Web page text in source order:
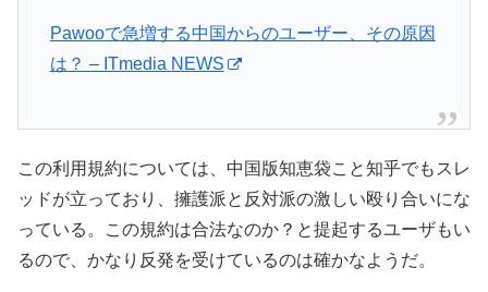
Pawooで急増する中国からのユーザー、その原因
は？ – ITmedia NEWS
この利用規約については、中国版知恵袋こと知乎でもスレ
ッドが立っており、擁護派と反対派の激しい殴り合いにな
っている。この規約は合法なのか？と提起するユーザもい
るので、かなり反発を受けているのは確かなようだ。